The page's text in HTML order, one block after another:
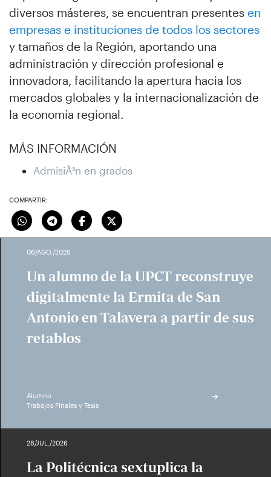
diversos másteres, se encuentran presentes en
empresas e instituciones de todos los sectores
y tamaños de la Región, aportando una
administración y dirección profesional e
innovadora, facilitando la apertura hacia los
mercados globales y la internacionalización de
la economía regional.
MÁS INFORMACIÓN
AdmisiÃ³n en grados
COMPARTIR:
06/AGO./2026
Un alumno de la UPCT reconstruye
digitalmente la Ermita de San
Antonio en Talavera a partir de sus
retablos
Alumno
Trabajos Finales y Tesis
28/JUL./2026
La Politécnica sextuplica la